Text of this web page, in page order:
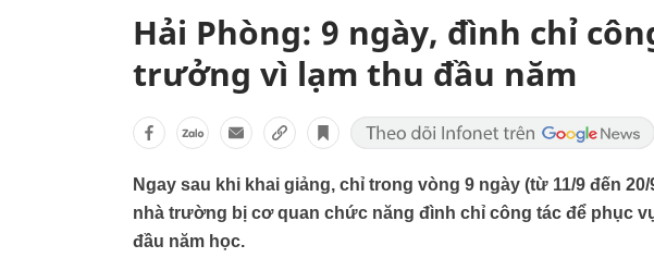
Hải Phòng: 9 ngày, đình chỉ
trưởng vì lạm thu đầu năm
Ngay sau khi khai giảng, chỉ trong vòng 9 ngày (từ 11/9 đến
nhà trường bị cơ quan chức năng đình chỉ công tác để phục
đầu năm học.